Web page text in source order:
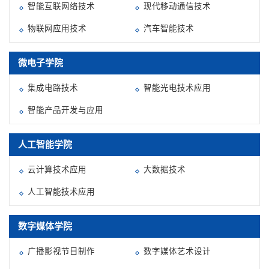
智能互联网络技术 现代移动通信技术
物联网应用技术 汽车智能技术
微电子学院
集成电路技术 智能光电技术应用
智能产品开发与应用
人工智能学院
云计算技术应用 大数据技术
人工智能技术应用
数字媒体学院
广播影视节目制作 数字媒体艺术设计